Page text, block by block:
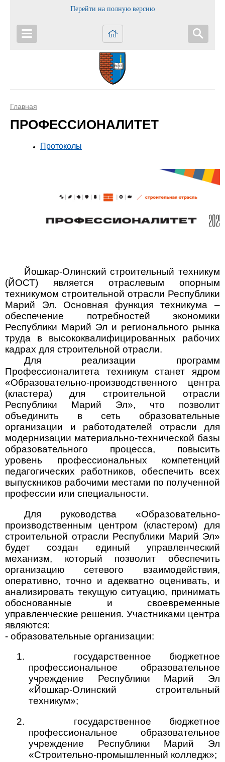
Перейти на полную версию
Главная
ПРОФЕССИОНАЛИТЕТ
Протоколы
Йошкар-Олинский строительный техникум
(ЙОСТ) является отраслевым опорным
техникумом строительной отрасли Республики
Марий Эл. Основная функция техникума –
обеспечение потребностей экономики
Республики Марий Эл и регионального рынка
труда в высококвалифицированных рабочих
кадрах для строительной отрасли.
Для реализации программ
Профессионалитета техникум станет ядром
«Образовательно-производственного центра
(кластера) для строительной отрасли
Республики Марий Эл», что позволит
объединить в сеть образовательные
организации и работодателей отрасли для
модернизации материально-технической базы
образовательного процесса, повысить
уровень профессиональных компетенций
педагогических работников, обеспечить всех
выпускников рабочими местами по полученной
профессии или специальности.
Для руководства «Образовательно-
производственным центром (кластером) для
строительной отрасли Республики Марий Эл»
будет создан единый управленческий
механизм, который позволит обеспечить
организацию сетевого взаимодействия,
оперативно, точно и адекватно оценивать, и
анализировать текущую ситуацию, принимать
обоснованные и своевременные
управленческие решения. Участниками центра
являются:
- образовательные организации:
1.
государственное бюджетное
профессиональное образовательное
учреждение Республики Марий Эл
«Йошкар-Олинский строительный
техникум»;
2.
государственное бюджетное
профессиональное образовательное
учреждение Республики Марий Эл
«Строительно-промышленный колледж»;